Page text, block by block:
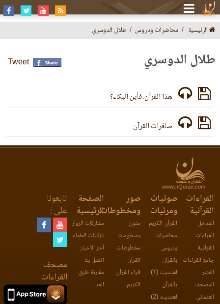
الرئيسية محاضرات ودروس طلال الدوسري
طلال الدوسري Tweet
هذا القرآن، فأين البكاء؟
صافرات القرآن
www.nQuran.com
القراءات
القرآنية
المدخل
للقراءات
القرآنية
جامع القراءات
العشر
المصحف
العثماني
صوتيات
ومرئيات
القرآن الكريم
محاضرات
ودروس
بالقرآن
اهتديت (1)
بالقرآن
اهتديت (2)
صور
ومخطوطات
متون
ومنظومات
مخطوطات
القرآن
قراء القرآن
الكريم
الصفحة
الرئيسية
مشاركات الزوار
تزكيات العلماء
آخر الأخبار
اتصل بنا
مقارنة طرق
العد
تابعونا
على :
مصحف
القراءات